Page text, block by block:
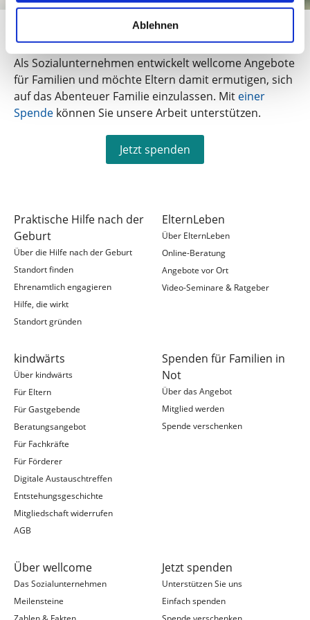
Ablehnen
Unterstützen Sie uns
Als Sozialunternehmen entwickelt wellcome Angebote
für Familien und möchte Eltern damit ermutigen, sich
auf das Abenteuer Familie einzulassen. Mit einer
Spende können Sie unsere Arbeit unterstützen.
Jetzt spenden
Praktische Hilfe nach der
Geburt
Über die Hilfe nach der Geburt
Standort finden
Ehrenamtlich engagieren
Hilfe, die wirkt
Standort gründen
ElternLeben
Über ElternLeben
Online-Beratung
Angebote vor Ort
Video-Seminare & Ratgeber
kindwärts
Über kindwärts
Für Eltern
Für Gastgebende
Beratungsangebot
Für Fachkräfte
Für Förderer
Digitale Austauschtreffen
Entstehungsgeschichte
Mitgliedschaft widerrufen
AGB
Spenden für Familien in
Not
Über das Angebot
Mitglied werden
Spende verschenken
Über wellcome
Das Sozialunternehmen
Meilensteine
Jetzt spenden
Unterstützen Sie uns
Einfach spenden